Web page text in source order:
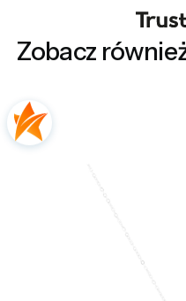
takich klientów. Z
Zobacz